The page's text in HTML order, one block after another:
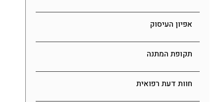
אפיון העיסוק
תקופת המתנה
חוות דעת רפואית